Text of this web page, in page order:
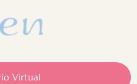
Virtual